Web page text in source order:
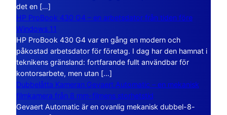
det en […]
HP ProBook 430 G4 – en arbetsdator från tiden före
Windows 11
HP ProBook 430 G4 var en gång en modern och
påkostad arbetsdator för företag. I dag har den hamnat i
teknikens gränsland: fortfarande fullt användbar för
kontorsarbete, men utan […]
Dubbelåtta Kameran Gevaert Automatic – en mekanisk
filmkamera från 8 mm-filmens storhetstid
Gevaert Automatic är en ovanlig mekanisk dubbel-8-